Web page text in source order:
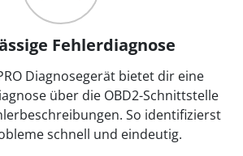
Fehlerdiagnose
Diagnosegerät bietet dir eine
über die OBD2-Schnittstelle
So identifizierst
schnell und eindeutig.